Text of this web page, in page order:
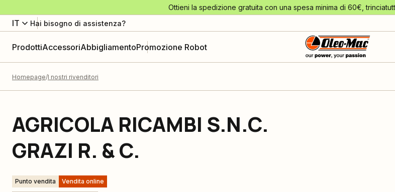
Ottieni la spedizione gratuita con una spesa minima di 60€,
IT Hai bisogno di assistenza?
ProdottiAccessoriAbbigliamentoPromozione Robot
Homepage I nostri rivenditori
AGRICOLA RICAMBI S.N.C.
GRAZI R. & C.
Punto vendita Vendita online